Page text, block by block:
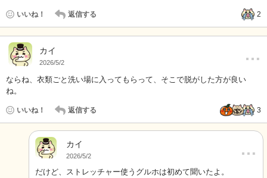
いいね！ 返信する 2
カイ
2026/5/2 …
ならね、衣類ごと洗い場に入ってもらって、そこで脱がした方が良い
ね。
いいね！ 返信する 3
カイ
2026/5/2 …
だけど、ストレッチャー使うグルホは初めて聞いたよ。